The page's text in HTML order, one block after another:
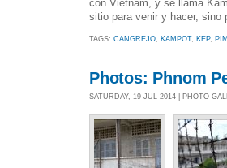
con Vietnam, y se llama
sitio para venir y hacer, sino
TAGS: CANGREJO, KAMPOT, KEP,
Photos: Phnom
SATURDAY, 19 JUL 2014 | PHOTO